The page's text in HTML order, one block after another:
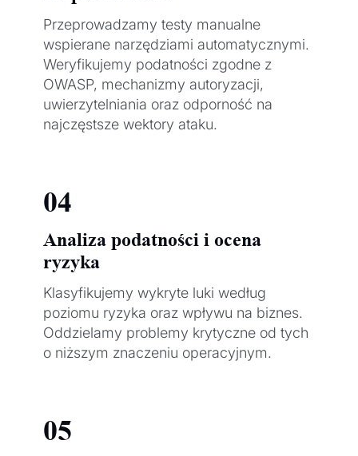
Przeprowadzamy testy manualne
wspierane narzędziami automatycznymi.
Weryfikujemy podatności zgodne z
OWASP, mechanizmy autoryzacji,
uwierzytelniania oraz odporność na
najczęstsze wektory ataku.
04
Analiza podatności i ocena
ryzyka
Klasyfikujemy wykryte luki według
poziomu ryzyka oraz wpływu na biznes.
Oddzielamy problemy krytyczne od tych
o niższym znaczeniu operacyjnym.
05